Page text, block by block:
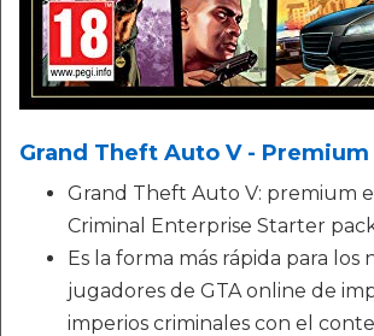
Grand Theft Auto V -
Grand Theft Auto V: premium
Criminal Enterprise Starter
Es la forma más rápida para los
jugadores de GTA online de
imperios criminales con el